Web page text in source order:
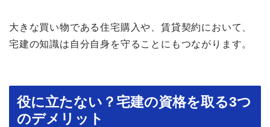
大きな買い物である住宅購入や、賃貸契約において、
宅建の知識は自分自身を守ることにもつながります。
役に立たない？宅建の資格を取る3つ
のデメリット